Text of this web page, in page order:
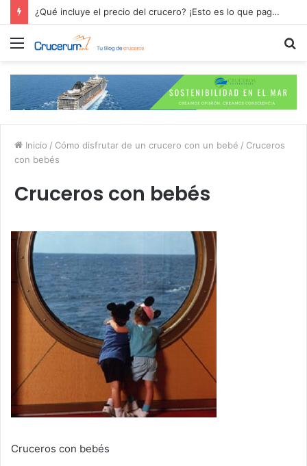
¿Qué incluye el precio del crucero? ¡Esto es lo que pagas por tu aventura en alta mar!
Menú
Inicio / Cómo disfrutar de un crucero con un bebé / Cruceros
con bebés
Cruceros con bebés
Cruceros con bebés